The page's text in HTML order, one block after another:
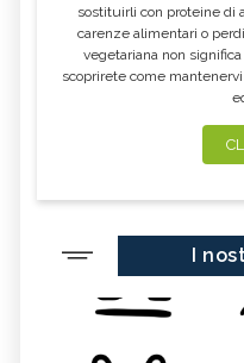
sostituirli con proteine di
carenze alimentari o
vegetariana non
scoprirete come
I